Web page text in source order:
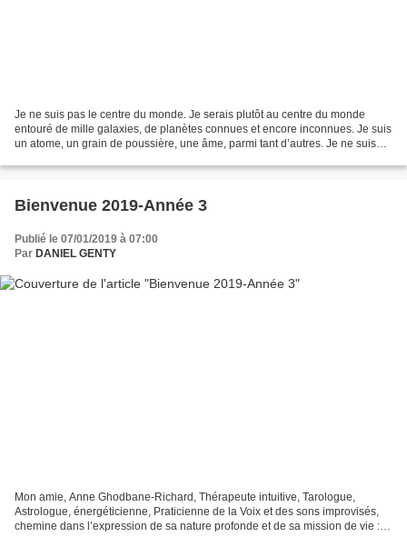
Je ne suis pas le centre du monde. Je serais plutôt au centre du monde
entouré de mille galaxies, de planètes connues et encore inconnues. Je suis
un atome, un grain de poussière, une âme, parmi tant d’autres. Je ne suis
Bienvenue 2019-Année 3
Publié le 07/01/2019 à 07:00
Par DANIEL GENTY
Mon amie, Anne Ghodbane-Richard, Thérapeute intuitive, Tarologue,
Astrologue, énergéticienne, Praticienne de la Voix et des sons improvisés,
chemine dans l’expression de sa nature profonde et de sa mission de vie :